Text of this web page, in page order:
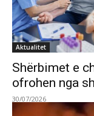
Aktualitet
Shërbimet e
ofrohen nga
30/07/2026